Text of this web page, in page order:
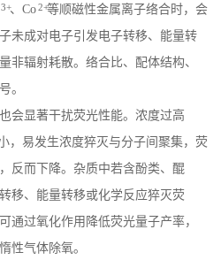
3+、 Co2+等顺磁性金属离子络合时，会
未成对电子引发电子转移、能量转
非辐射耗散。络合比、配体结构、
。
会显著干扰荧光性能。浓度过高
，易发生浓度猝灭与分子间聚集，荧
反而下降。杂质中若含酚类、醌
移、能量转移或化学反应猝灭荧
通过氧化作用降低荧光量子产率，
性气体除氧。